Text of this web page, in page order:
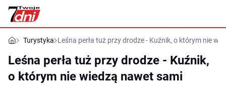
Turystyka Leśna perła tuż przy drodze - Kuźnik, o którym nie
Leśna perła tuż przy drodze - Kuźnik,
o którym nie wiedzą nawet sami